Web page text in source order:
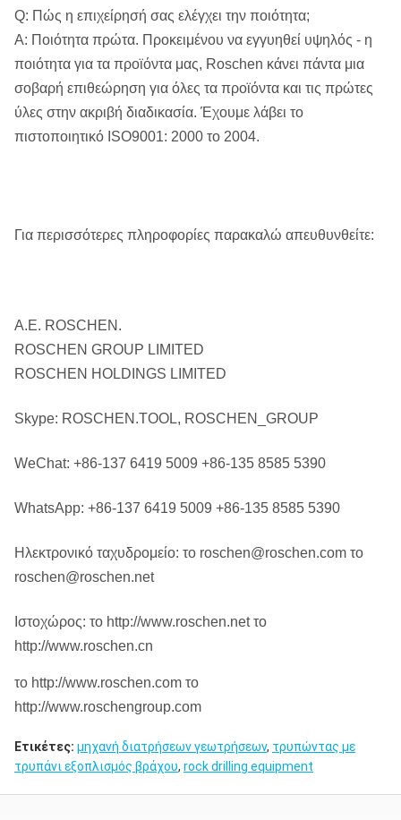
Q: Πώς η επιχείρησή σας ελέγχει την ποιότητα;
Α: Ποιότητα πρώτα. Προκειμένου να εγγυηθεί υψηλός - η
ποιότητα για τα προϊόντα μας, Roschen κάνει πάντα μια
σοβαρή επιθεώρηση για όλες τα προϊόντα και τις πρώτες
ύλες στην ακριβή διαδικασία. Έχουμε λάβει το
πιστοποιητικό ISO9001: 2000 το 2004.
Για περισσότερες πληροφορίες παρακαλώ απευθυνθείτε:
Α.Ε. ROSCHEN.
ROSCHEN GROUP LIMITED
ROSCHEN HOLDINGS LIMITED
Skype: ROSCHEN.TOOL, ROSCHEN_GROUP
WeChat: +86-137 6419 5009 +86-135 8585 5390
WhatsApp: +86-137 6419 5009 +86-135 8585 5390
Ηλεκτρονικό ταχυδρομείο: το roschen@roschen.com το
roschen@roschen.net
Ιστοχώρος: το http://www.roschen.net το
http://www.roschen.cn
το http://www.roschen.com το
http://www.roschengroup.com
Ετικέτες: μηχανή διατρήσεων γεωτρήσεων, τρυπώντας με
τρυπάνι εξοπλισμός βράχου, rock drilling equipment